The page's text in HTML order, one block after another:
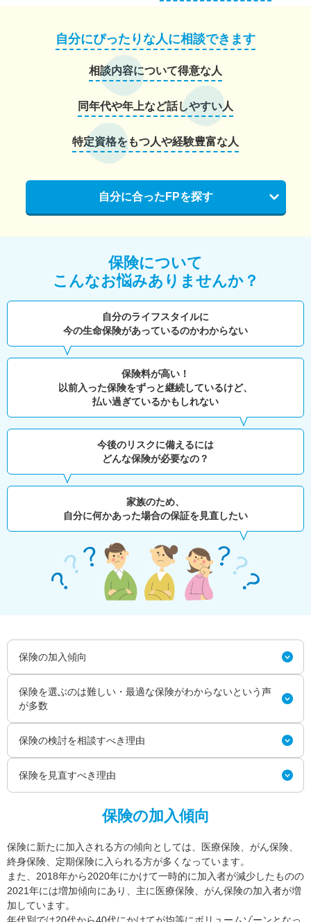
自分にぴったりな人に相談できます
相談内容について得意な人
同年代や年上など話しやすい人
特定資格をもつ人や経験豊富な人
自分に合ったFPを探す
保険について
こんなお悩みありませんか？
自分のライフスタイルに
今の生命保険があっているのかわからない
保険料が高い！
以前入った保険をずっと継続しているけど、
払い過ぎているかもしれない
今後のリスクに備えるには
どんな保険が必要なの？
家族のため、
自分に何かあった場合の保証を見直したい
保険の加入傾向
保険を選ぶのは難しい・最適な保険がわからないという声
が多数
保険の検討を相談すべき理由
保険を見直すべき理由
保険の加入傾向
保険に新たに加入される方の傾向としては、医療保険、がん保険、
終身保険、定期保険に入られる方が多くなっています。
また、2018年から2020年にかけて一時的に加入者が減少したものの
2021年には増加傾向にあり、主に医療保険、がん保険の加入者が増
加しています。